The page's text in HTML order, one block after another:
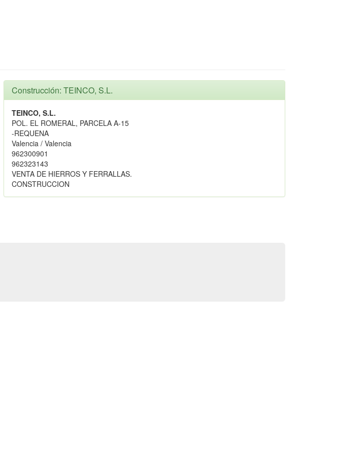
Construcción: TEINCO, S.L.
TEINCO, S.L.
POL. EL ROMERAL, PARCELA A-15
-REQUENA
Valencia / Valencia
962300901
962323143
VENTA DE HIERROS Y FERRALLAS.
CONSTRUCCION